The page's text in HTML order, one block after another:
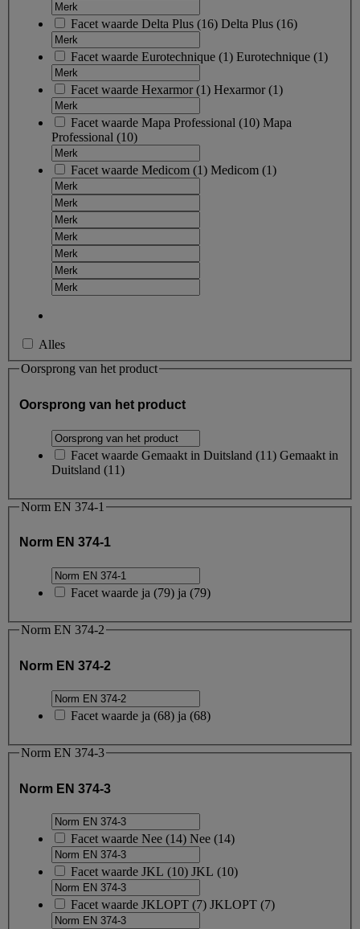
Facet waarde Delta Plus (16) Delta Plus (16)
Facet waarde Eurotechnique (1) Eurotechnique (1)
Facet waarde Hexarmor(1) Hexarmor(1)
Facet waarde Mapa Professional (10) Mapa
Professional (10)
Facet waarde Medicom (1) Medicom (1)
Alles
Oorsprong van het product
Oorsprong van het product
Facet waarde Gemaakt in Duitsland (11) Gemaakt in
Duitsland (11)
Norm EN 374-1
Norm EN 374-1
Facet waarde ja (79) ja (79)
Norm EN 374-2
Norm EN 374-2
Facet waarde ja (68) ja (68)
Norm EN 374-3
Norm EN 374-3
Facet waarde Nee (14) Nee (14)
Facet waarde JKL (10) JKL (10)
Facet waarde JKLOPT (7) JKLOPT (7)